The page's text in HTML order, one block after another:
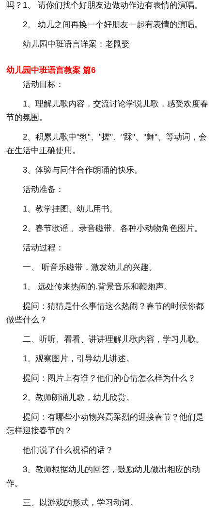
吗？1、 请你们找个好朋友边做动作边有表情的演唱。
2、 幼儿之间再换一个好朋友一起有表情的演唱。
幼儿园中班语言详案：老鼠娶
幼儿园中班语言教案 篇6
活动目标：
1、理解儿歌内容，交流讨论学说儿歌，感受欢度春
节的氛围。
2、积累儿歌中"剥"、"搓"、"踩"、"舞"、等动词，会
在生活中正确使用。
3、体验与同伴合作朗诵的快乐。
活动准备：
1、教学挂图、幼儿用书。
2、春节歌谣 、录音磁带、各种小动物角色图片。
活动过程：
一、 听音乐磁带，激发幼儿的兴趣。
1、 远处传来热闹的.背景音乐和鞭炮声。
提问：猜猜是什么事情这么热闹？春节的时候你都
做些什么？
二、听听、看看、讲讲理解儿歌内容，学习儿歌。
1、观察图片，引导幼儿讲述。
提问：图片上有谁？他们的心情怎么样为什么？
2、教师朗诵儿歌，幼儿欣赏。
提问：有哪些小动物兴高采烈的迎接春节？他们是
怎样迎接春节的？
他们说了什么祝福的话？
3、教师根据幼儿的回答，鼓励幼儿做出相应的动
作。
三、以游戏的形式，学习动词。